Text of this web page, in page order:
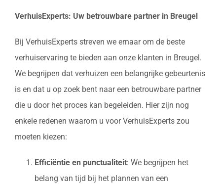
VerhuisExperts: Uw betrouwbare partner in Breugel
Bij VerhuisExperts streven we ernaar om de beste
verhuiservaring te bieden aan onze klanten in Breugel.
We begrijpen dat verhuizen een belangrijke gebeurtenis
is en dat u op zoek bent naar een betrouwbare partner
die u door het proces kan begeleiden. Hier zijn nog
enkele redenen waarom u voor VerhuisExperts zou
moeten kiezen:
Efficiëntie en punctualiteit: We begrijpen het
belang van tijd bij het plannen van een